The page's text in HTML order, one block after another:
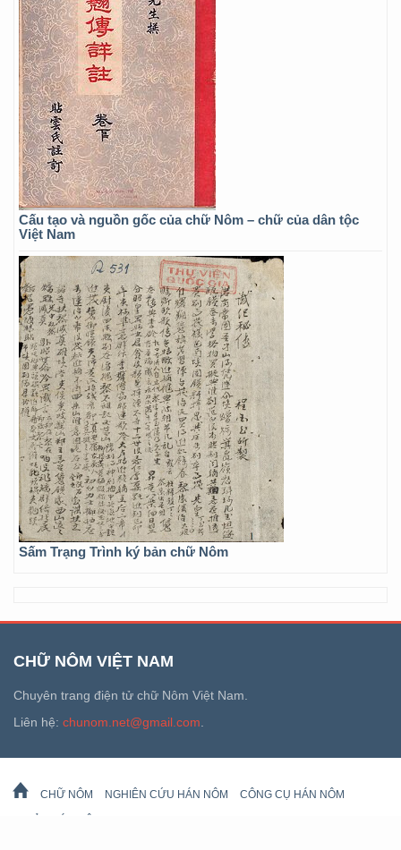
Cấu tạo và nguồn gốc của chữ Nôm – chữ của dân tộc
Việt Nam
Sấm Trạng Trình ký bản chữ Nôm
CHỮ NÔM VIỆT NAM
Chuyên trang điện tử chữ Nôm Việt Nam.
Liên hệ: chunom.net@gmail.com
CHỮ NÔM NGHIÊN CỨU HÁN NÔM CÔNG CỤ HÁN NÔM